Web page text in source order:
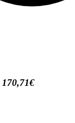
170,71€